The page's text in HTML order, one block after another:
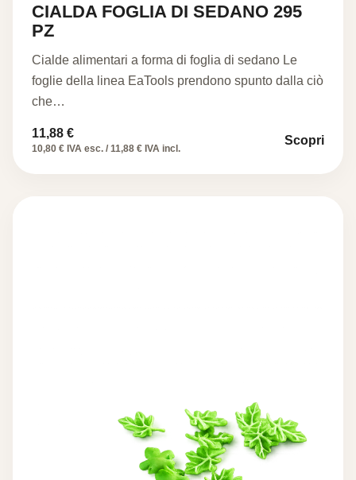
CIALDA FOGLIA DI SEDANO 295
PZ
Cialde alimentari a forma di foglia di sedano Le
foglie della linea EaTools prendono spunto dalla ciò
che…
11,88 €
10,80 € IVA esc. / 11,88 € IVA incl.
Scopri